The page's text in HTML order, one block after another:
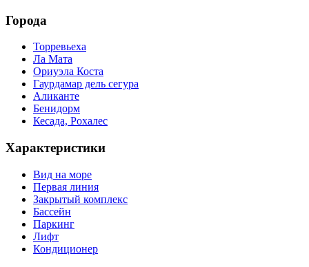
Города
Торревьеха
Ла Мата
Ориуэла Коста
Гаурдамар дель сегура
Аликанте
Бенидорм
Кесада, Рохалес
Характеристики
Вид на море
Первая линия
Закрытый комплекс
Бассейн
Паркинг
Лифт
Кондиционер